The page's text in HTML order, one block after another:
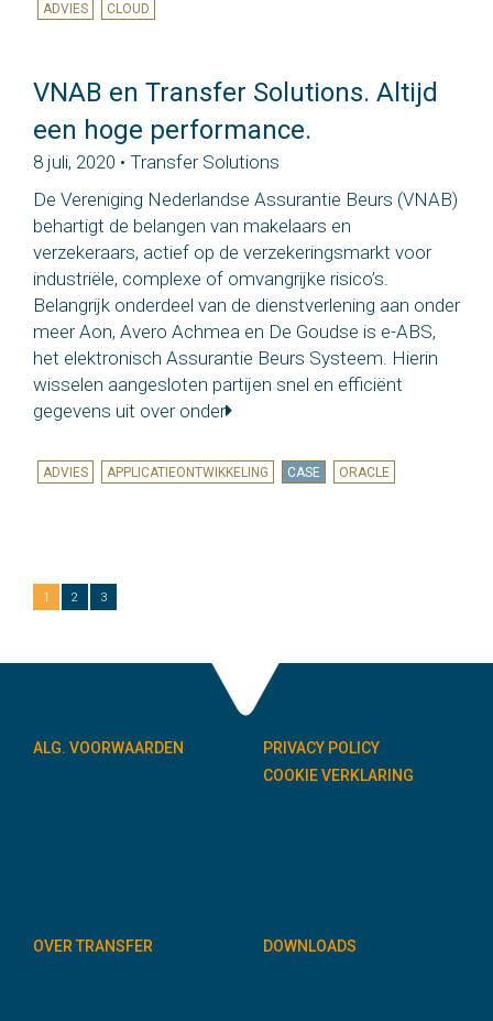
ADVIES CLOUD
VNAB en Transfer Solutions. Altijd
een hoge performance.
8 juli, 2020 • Transfer Solutions
De Vereniging Nederlandse Assurantie Beurs (VNAB)
behartigt de belangen van makelaars en
verzekeraars, actief op de verzekeringsmarkt voor
industriële, complexe of omvangrijke risico’s.
Belangrijk onderdeel van de dienstverlening aan onder
meer Aon, Avero Achmea en De Goudse is e-ABS,
het elektronisch Assurantie Beurs Systeem. Hierin
wisselen aangesloten partijen snel en efficiënt
gegevens uit over onder
ADVIES APPLICATIEONTWIKKELING CASE ORACLE
1 2 3
ALG. VOORWAARDEN
PRIVACY POLICY
COOKIE VERKLARING
OVER TRANSFER DOWNLOADS